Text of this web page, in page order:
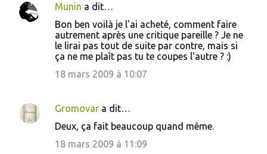
C
t
Munin a dit…
Bon ben voilà je l'ai acheté, comment faire
autrement après une critique pareille ? Je ne
le lirai pas tout de suite par contre, mais si
ça ne me plaît pas tu te coupes l'autre ? :)
18 mars 2009 à 10:07
Gromovar a dit…
Deux, ça fait beaucoup quand même.
18 mars 2009 à 11:09